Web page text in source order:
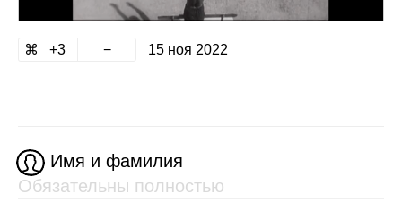
3 15 ноя 2022
Имя и фамилия